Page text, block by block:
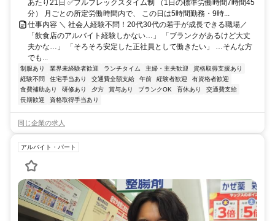
あたり21日 ✅フルフレックスタイム制 （1日の標準労働時間7時間45
分） 月ごとの所定労働時間内で、 この日は5時間勤務・9時...
仕事内容 ＼ 社会人経験不問！20代30代の若手が成長できる職場／
「飲食店のアルバイト経験しかない…」 「ブランクがあるけど大丈
夫かな…」 「そろそろ安定した正社員として働きたい」 …そんな方
でも...
制服あり 業界未経験者歓迎 ランチタイム 主婦・主夫歓迎
資格取得支援あり
経験不問
住宅手当あり 交通費全額支給 午前 経験者歓迎
有資格者歓迎
食費補助あり
研修あり 夕方 賞与あり ブランクOK 育休あり
交通費支給
長期歓迎
資格取得手当あり
同じ企業の求人
アルバイト・パート